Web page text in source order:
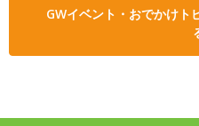
GWイベント・おでかけト